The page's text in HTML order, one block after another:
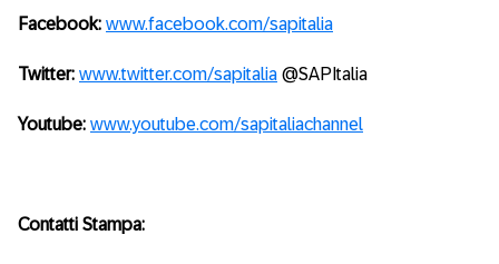
Facebook: www.facebook.com/sapitalia
Twitter: www.twitter.com/sapitalia @SAPItalia
Youtube: www.youtube.com/sapitaliachannel
Contatti Stampa: